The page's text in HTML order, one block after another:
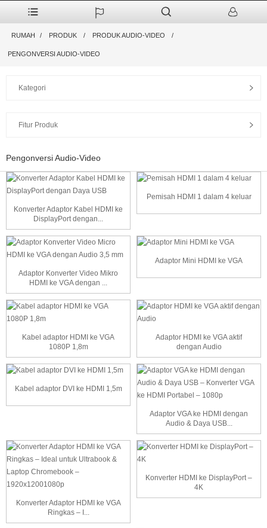
RUMAH PRODUK PRODUK AUDIO-VIDEO
PENGONVERSI AUDIO-VIDEO
Kategori
Fitur Produk
Pengonversi Audio-Video
Konverter Adaptor Kabel HDMI ke
DisplayPort dengan...
Pemisah HDMI 1 dalam 4 keluar
Adaptor Konverter Video Mikro
HDMI ke VGA dengan ...
Adaptor Mini HDMI ke VGA
Kabel adaptor HDMI ke VGA
1080P 1,8m
Adaptor HDMI ke VGA aktif
dengan Audio
Kabel adaptor DVI ke HDMI 1,5m
Adaptor VGA ke HDMI dengan
Audio & Daya USB...
Konverter Adaptor HDMI ke VGA
Ringkas – I...
Konverter HDMI ke DisplayPort –
4K